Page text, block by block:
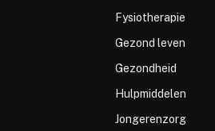
Fysiotherapie
Gezond leven
Gezondheid
Hulpmiddelen
Jongerenzorg